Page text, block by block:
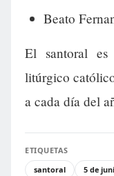
Beato
El santoral
litúrgico
a cada día del
ETIQUETAS
santoral
5 de